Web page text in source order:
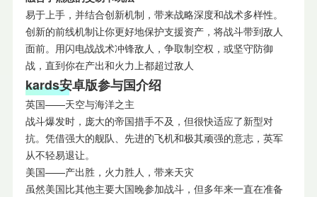
易于上手，并结合创新机制，带来战略深度和战术多样性。
创新的前线机制让你更好地保护支援资产，将战斗带到敌人
面前。用闪电战战术冲锋敌人，争取制空权，或坚守防御
战，直到你在产出和火力上都超过敌人
kards安卓版参与国介绍
英国——天空与海洋之主
战斗爆发时，庞大的帝国措手不及，但很快适应了新型对
抗。凭借强大的舰队、先进的飞机和极其顽强的意志，英军
从不轻易退让。
美国——产出胜，火力胜人，带来天灾
虽然美国比其他主要大国晚参加战斗，但多年来一直在准备